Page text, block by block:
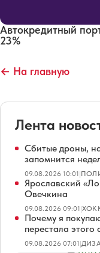
Автокредитный
23%
← На главную
Лента
Сбитые дроны,
запомнится
09.08.2026 10:01|
Ярославский
Овечкина
09.08.2026 09:01|
Почему я
перестала этого
09.08.2026 07:01|